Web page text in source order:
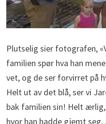
Plutselig sier fotografen,
familien spør hva han
vet, og de ser forvirret på
Helt ut av det blå, ser vi
bak familien sin! Helt
hvor han hadde gjemt